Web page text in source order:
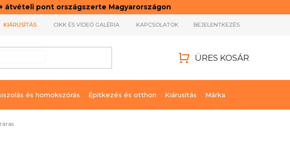
pont országszerte Magyarországon
KIÁRUSÍTÁS CIKK ÉS VIDEÓ GALÉRIA KAPCSOLATOK BEJELENTKEZÉS
ÜRES KOSÁR
és homokszórás Építkezés és otthon Kiárusítás Márka